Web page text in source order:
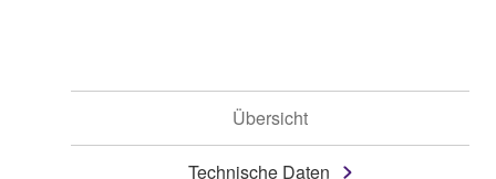
Übersicht
Technische Daten